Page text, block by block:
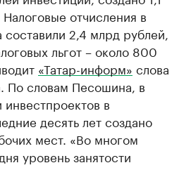
отчисления в
составили 2,4 млрд рублей,
льгот – около 800
«Татар-информ» слова
По словам Песошина, в
в
десять лет создано
мест. «Во многом
уровень занятости